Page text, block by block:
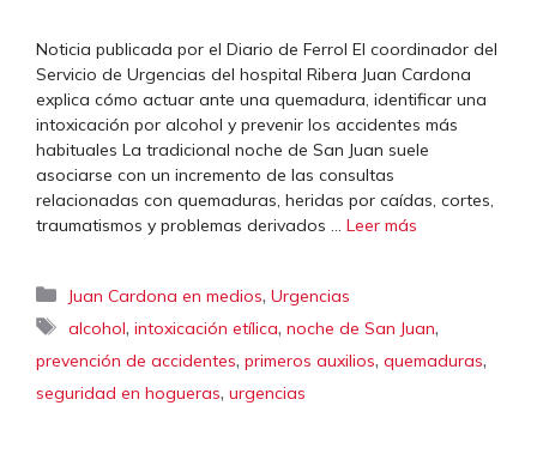
Noticia publicada por el Diario de Ferrol El coordinador del
Servicio de Urgencias del hospital Ribera Juan Cardona
explica cómo actuar ante una quemadura, identificar una
intoxicación por alcohol y prevenir los accidentes más
habituales La tradicional noche de San Juan suele
asociarse con un incremento de las consultas
relacionadas con quemaduras, heridas por caídas, cortes,
traumatismos y problemas derivados … Leer más
Categorías
Juan Cardona en medios,Urgencias
Etiquetas
alcohol,intoxicación etílica,noche de San Juan,
prevención de accidentes, primeros auxilios, quemaduras,
seguridad en hogueras, urgencias